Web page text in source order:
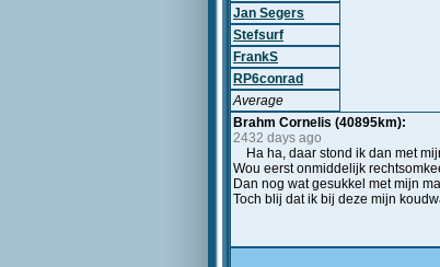
Jan Segers
Stefsurf
FrankS
RP6conrad
Average
Brahm Cornelis (40895km):
2432 days ago
Ha ha, daar stond ik dan met
Wou eerst onmiddelijk
Dan nog wat gesukkel met mijn
Toch blij dat ik bij deze mijn